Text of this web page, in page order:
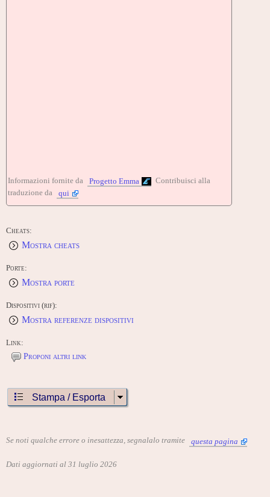
Informazioni fornite da Progetto Emma
Contribuisci alla
traduzione da
qui
Cheats:
Mostra cheats
Porte:
Mostra porte
Dispositivi (rif):
Mostra referenze dispositivi
Link:
Proponi altri link
Stampa / Esporta
Se noti qualche errore o inesattezza, segnalalo tramite questa pagina
Dati aggiornati al 31 luglio 2026